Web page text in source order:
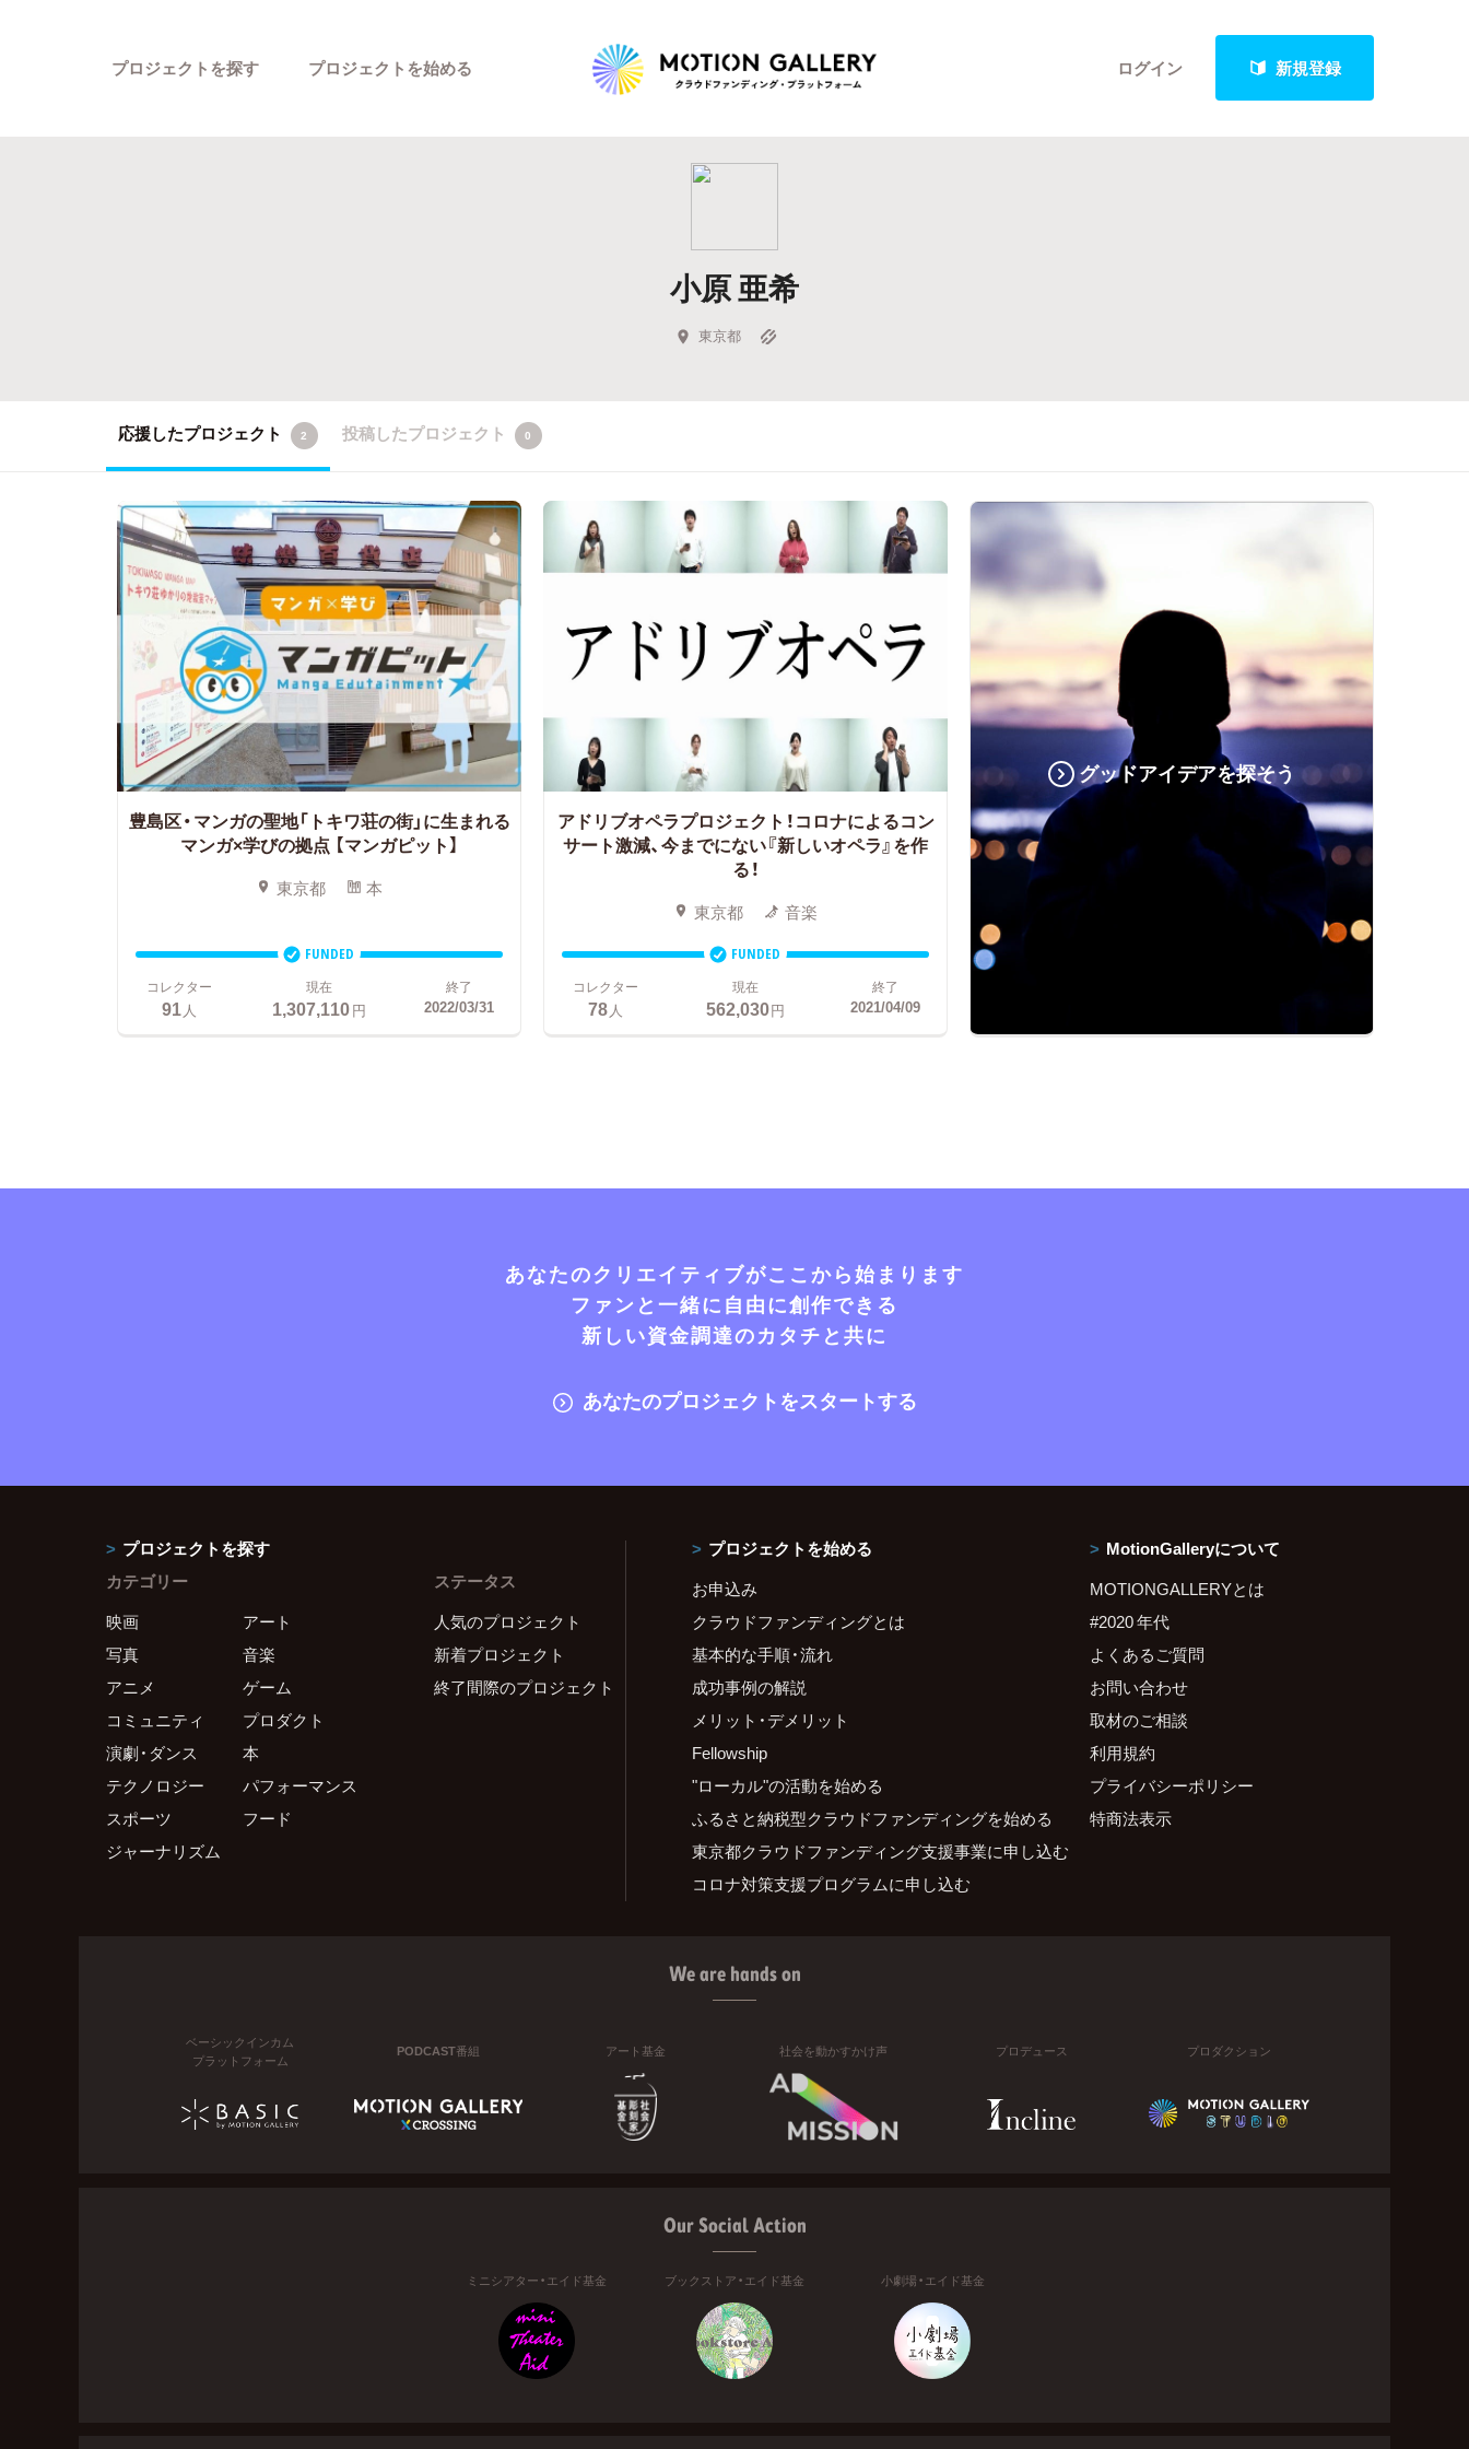
ログイン 新規登録
プロジェクトを探す
Highlight
Feature
キュレーターから探す
プロジェクトを始める
小原 亜希
東京都
応援したプロジェクト 2 投稿したプロジェクト 0
豊島区・マンガの聖地「トキワ荘の街」に生まれる
マンガ×学びの拠点 【マンガピット】
東京都 本
FUNDED
コレクター
91人
現在
1,307,110円
終了
2022/03/31
アドリブオペラプロジェクト！コロナによるコン
サート激減、今までにない『新しいオペラ』を作
る！
東京都 音楽
FUNDED
コレクター
78人
現在
562,030円
終了
2021/04/09
グッドアイデアを探そう
あなたのクリエイティブがここから始まります
ファンと一緒に自由に創作できる
新しい資金調達のカタチと共に
あなたのプロジェクトをスタートする
プロジェクトを探す
カテゴリー
映画
アート
写真
音楽
アニメ
ゲーム
コミュニティ
プロダクト
演劇・ダンス
本
テクノロジー
パフォーマンス
スポーツ
フード
ジャーナリズム
ステータス
人気のプロジェクト
新着プロジェクト
終了間際のプロジェクト
プロジェクトを始める
お申込み
クラウドファンディングとは
基本的な手順・流れ
成功事例の解説
メリット・デメリット
Fellowship
"ローカル"の活動を始める
ふるさと納税型クラウドファンディングを始める
東京都クラウドファンディング支援事業に申し込む
コロナ対策支援プログラムに申し込む
MotionGalleryについて
MOTIONGALLERYとは
#2020 年代
よくあるご質問
お問い合わせ
取材のご相談
利用規約
プライバシーポリシー
特商法表示
We are hands on
ベーシックインカム
プラットフォーム
PODCAST番組 アート基金 社会を動かすかけ声 プロデュース プロダクション
Our Social Action
ミニシアター・エイド基金 ブックストア・エイド基金 小劇場・エイド基金